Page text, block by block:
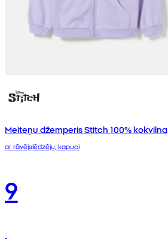
Meiteņu džemperis Stitch 100% kokvilna
ar rāvējslēdzēju, kapuci
9